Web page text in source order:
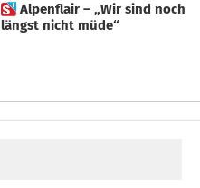
 Alpenflair – „Wir sind noch
längst nicht müde“